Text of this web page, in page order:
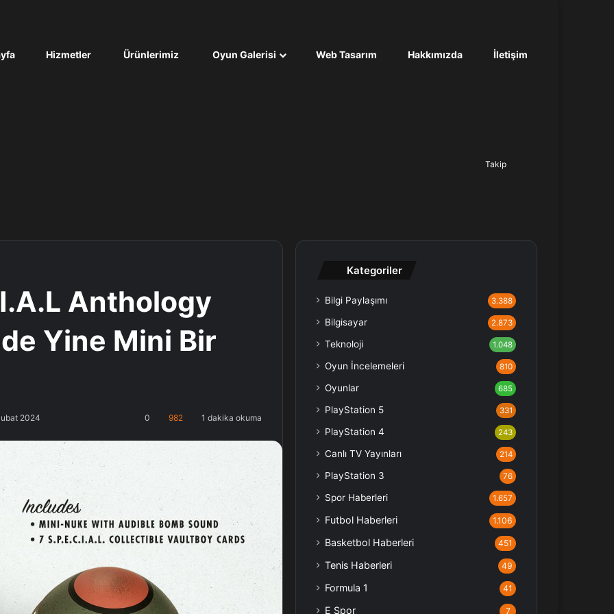
Hizmetler Ürünlerimiz Oyun Galerisi Web Tasarım Hakkımızda İletişim
Takip
Anthology
Yine Mini Bir
2024 0 982 1 dakika okuma
Kategoriler
Bilgi Paylaşımı 3.388
Bilgisayar 2.873
Teknoloji 1.048
Oyun İncelemeleri 810
Oyunlar 685
PlayStation 5 331
PlayStation 4 243
Canlı TV Yayınları 214
PlayStation 3 76
Spor Haberleri 1.657
Futbol Haberleri 1.106
Basketbol Haberleri 451
Tenis Haberleri 49
Formula 1 41
E Spor 7